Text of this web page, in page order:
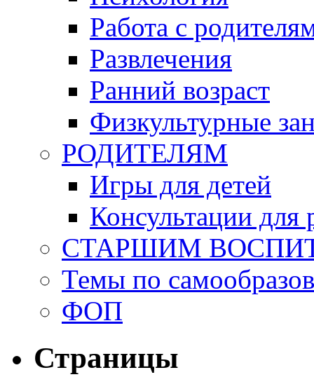
Работа с
Развлечения
Ранний возраст
Физкультурные
РОДИТЕЛЯМ
Игры для детей
Консультации для
СТАРШИМ
Темы по
ФОП
Страницы